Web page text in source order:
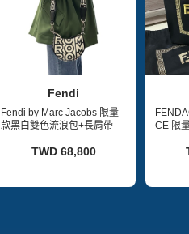
Fendi
Fendi by Marc Jacobs 限量
款黑白雙色流浪包+長肩帶
TWD 68,800
CE 限